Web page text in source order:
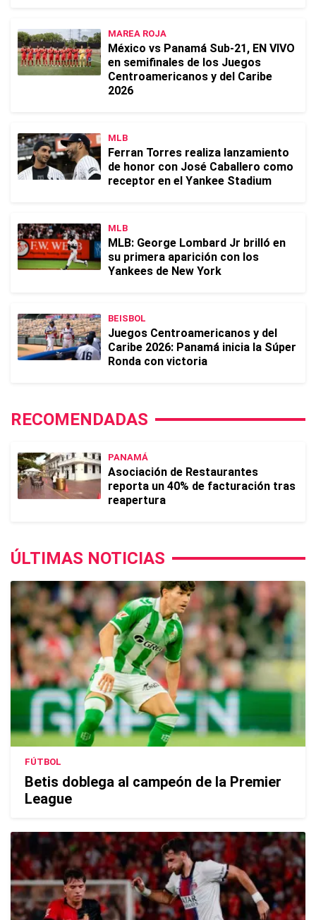
MAREA ROJA
México vs Panamá Sub-21, EN VIVO
en semifinales de los Juegos
Centroamericanos y del Caribe
2026
MLB
Ferran Torres realiza lanzamiento
de honor con José Caballero como
receptor en el Yankee Stadium
MLB
MLB: George Lombard Jr brilló en
su primera aparición con los
Yankees de New York
BEISBOL
Juegos Centroamericanos y del
Caribe 2026: Panamá inicia la Súper
Ronda con victoria
RECOMENDADAS
PANAMÁ
Asociación de Restaurantes
reporta un 40% de facturación tras
reapertura
ÚLTIMAS NOTICIAS
FÚTBOL
Betis doblega al campeón de la Premier
League